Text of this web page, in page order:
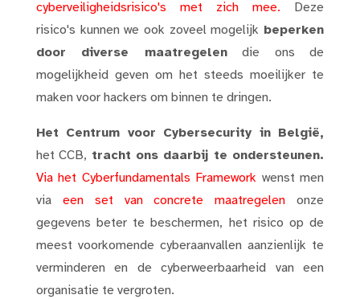
cyberveiligheidsrisico's met zich mee. Deze
risico's kunnen we ook zoveel mogelijk beperken
door diverse maatregelendie ons de
mogelijkheid geven om het steeds moeilijker te
maken voor hackers om binnen te dringen.
Het Centrum voor Cybersecurity in België,
het CCB, tracht ons daarbij te ondersteunen.
Via het Cyberfundamentals Framework wenst men
via een set van concrete maatregelen onze
gegevens beter te beschermen, het risico op de
meest voorkomende cyberaanvallen aanzienlijk te
verminderen en de cyberweerbaarheid van een
organisatie te vergroten.